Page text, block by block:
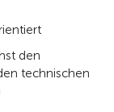
den
technischen